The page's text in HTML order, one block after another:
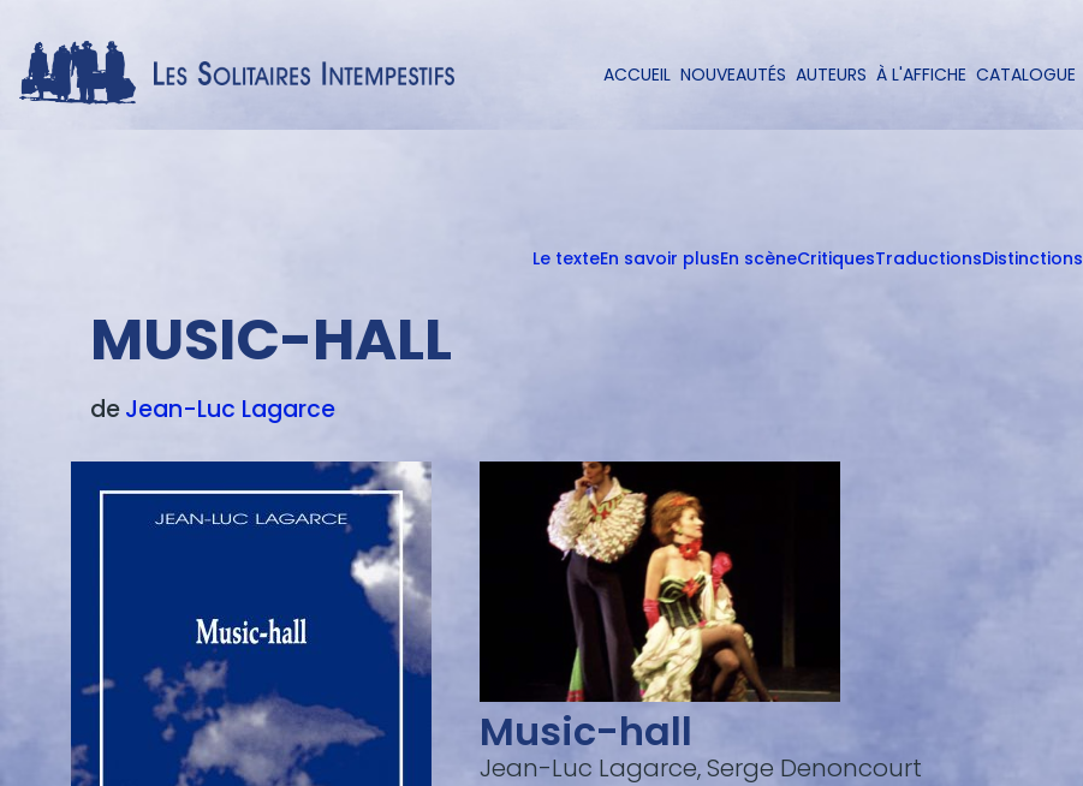
contenu
Navigation
ACCUEIL NOUVEAUTÉS AUTEURS À L'AFFICHE CATALOGUE
Le texteEn savoir plusEn scèneCritiquesTraductionsDistinctions
MUSIC-HALL
deJean-Luc Lagarce
Music-hall
Jean-Luc Lagarce, Serge Denoncourt